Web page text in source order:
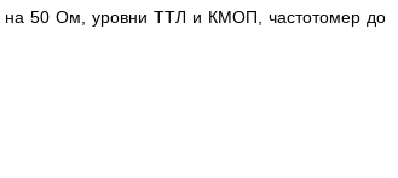
на 50 Ом, уровни ТТЛ и КМОП, частотомер до